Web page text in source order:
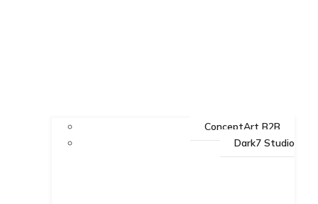
ConceptArt B2B
Dark7 Studio